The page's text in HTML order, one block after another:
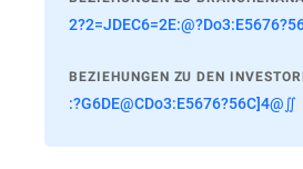
BEZIEHUNGEN ZU DEN
:?G6DE@CDo3:E5676?56C]4@∬